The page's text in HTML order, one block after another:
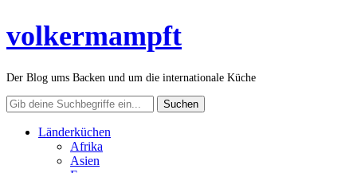
volkermampft
Der Blog ums Backen und um die internationale Küche
Länderküchen
Afrika
Asien